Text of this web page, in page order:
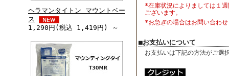
ヘラマンタイトン マウントベー
ス
1,290円(税込 1,419円) ～
*在庫状況によりましては１
ございます。
*お急ぎの場合はお問い合わ
■お支払いについて
お支払いは下記の方法がご選